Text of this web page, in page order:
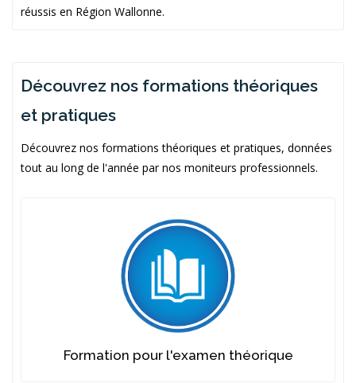
réussis en Région Wallonne.
Découvrez nos formations théoriques
et pratiques
Découvrez nos formations théoriques et pratiques, données
tout au long de l'année par nos moniteurs professionnels.
Formation pour l'examen théorique